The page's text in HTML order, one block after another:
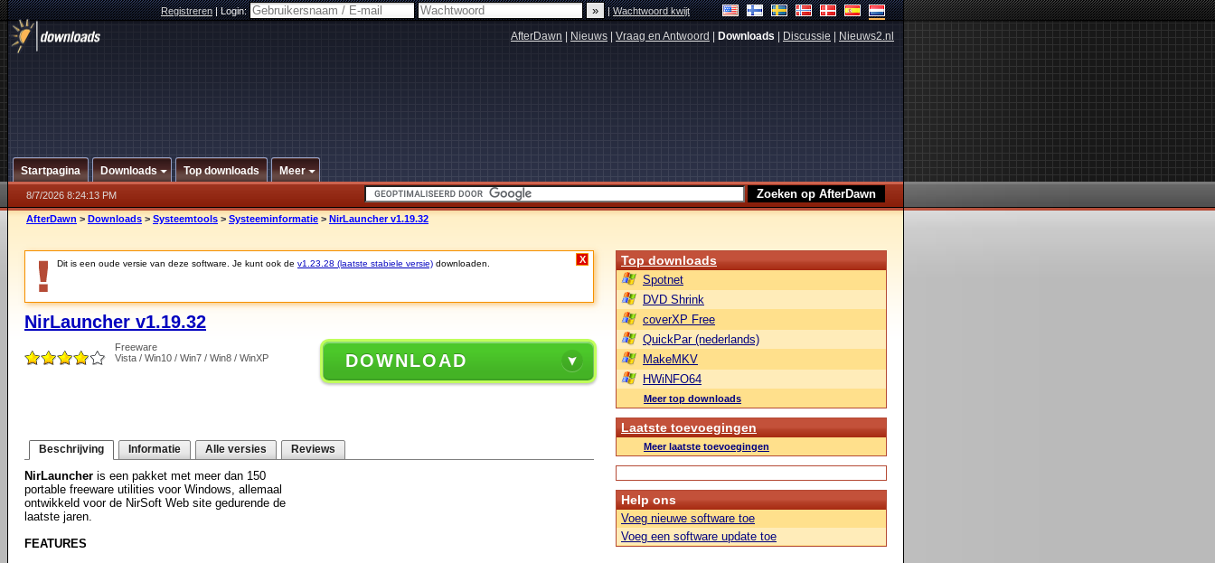
Registreren|Login: |Wachtwoord kwijt
AfterDawn Nieuws Vraag en Antwoord Downloads Discussie Nieuws2.nl
Startpagina Downloads Top downloads Meer
8/7/2026 8:24:13 PM
AfterDawn > Downloads > Systeemtools > Systeeminformatie > NirLauncher v1.19.32
Dit is een oude versie van deze software. Je kunt ook de v1.23.28 (laatste stabiele versie) downloaden. X
NirLauncher v1.19.32
Freeware
Vista / Win10 / Win7 / Win8 / WinXP
DOWNLOAD
Beschrijving Informatie Alle versies Reviews
NirLauncher is een pakket met meer dan 150
portable freeware utilities voor Windows, allemaal
ontwikkeld voor de NirSoft Web site gedurende de
laatste jaren.
FEATURES
Top downloads
Spotnet
DVD Shrink
coverXP Free
QuickPar (nederlands)
MakeMKV
HWiNFO64
Meer top downloads
Laatste toevoegingen
Meer laatste toevoegingen
Help ons
Voeg nieuwe software toe
Voeg een software update toe